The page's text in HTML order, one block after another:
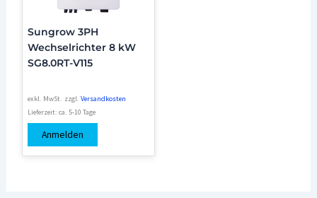
Sungrow 3PH
Wechselrichter 8 kW
SG8.0RT-V115
exkl. MwSt. zzgl.Versandkosten
Lieferzeit:ca. 5-10 Tage
Anmelden